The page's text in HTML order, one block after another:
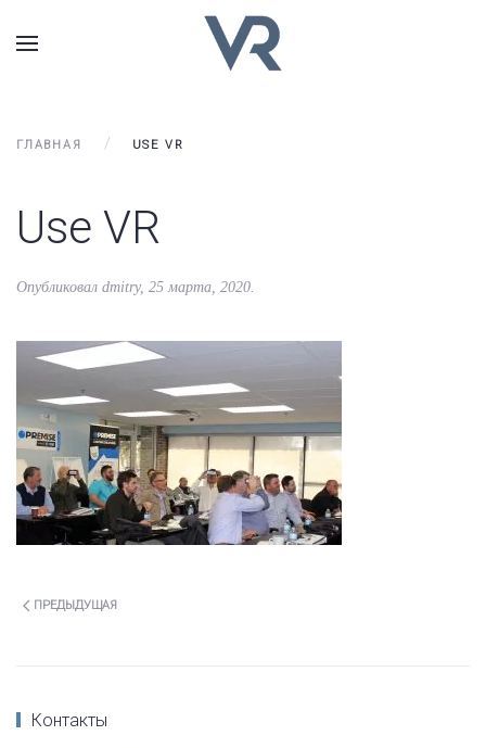
ГЛАВНАЯ USE VR
Use VR
Опубликовал dmitry, 25 марта, 2020.
ПРЕДЫДУЩАЯ
Контакты